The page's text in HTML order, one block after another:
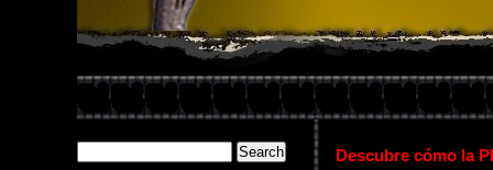
Descubre cómo la